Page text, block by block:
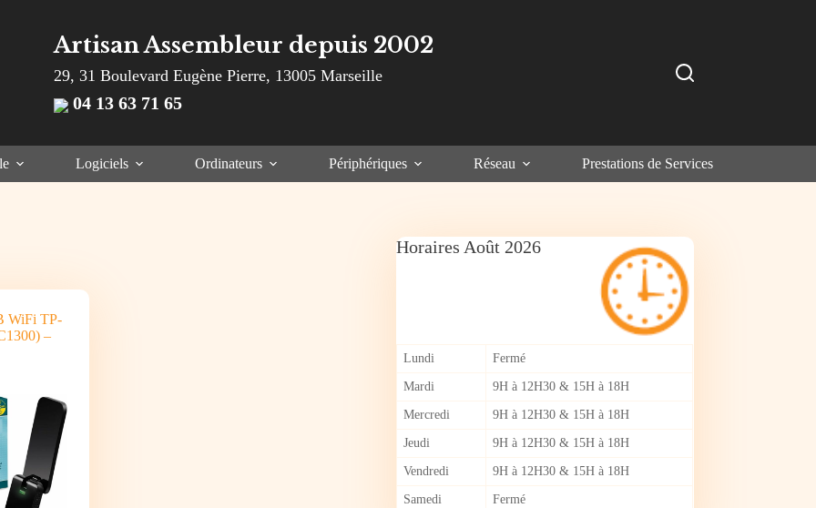
Artisan Assembleur depuis 2002
29, 31 Boulevard Eugène Pierre, 13005 Marseille
04 13 63 71 65
Logiciels Ordinateurs Périphériques Réseau Prestations de Services
WiFi TP-
–
Horaires Août 2026
Lundi Fermé
Mardi 9H à 12H30 & 15H à 18H
Mercredi 9H à 12H30 & 15H à 18H
Jeudi 9H à 12H30 & 15H à 18H
Vendredi 9H à 12H30 & 15H à 18H
Samedi Fermé